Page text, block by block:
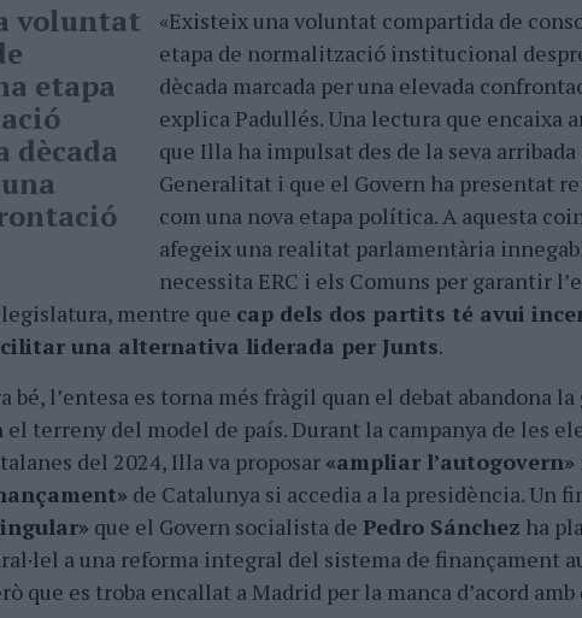
voluntat
etapa
dècada
«Existeix una voluntat compartida de
etapa de normalització institucional
dècada marcada per una elevada
explica Padullés. Una lectura que encaixa
que Illa ha impulsat des de la seva arribada
Generalitat i que el Govern ha presentat
com una nova etapa política. A aquesta
afegeix una realitat parlamentària
necessita ERC i els Comuns per garantir
mentre que cap dels dos partits té avui
una alternativa liderada per Junts.
bé, lʼentesa es torna més fràgil quan el debat abandona
el terreny del model de país. Durant la campanya de les
del 2024, Illa va proposar «ampliar lʼautogovern»
de Catalunya si accedia a la presidència. Un
que el Govern socialista de Pedro Sánchez ha
a una reforma integral del sistema de finançament
que es troba encallat a Madrid per la manca dʼacord amb